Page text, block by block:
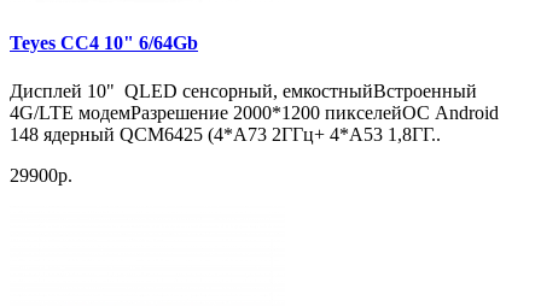
Teyes CC4 10" 6/64Gb
Дисплей 10" QLED сенсорный, емкостныйВстроенный
4G/LTE модемРазрешение 2000*1200 пикселейОС Android
148 ядерный QCM6425 (4*A73 2ГГц+ 4*A53 1,8ГГ..
29900р.